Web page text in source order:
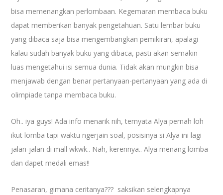
bisa memenangkan perlombaan. Kegemaran membaca buku
dapat memberikan banyak pengetahuan. Satu lembar buku
yang dibaca saja bisa mengembangkan pemikiran, apalagi
kalau sudah banyak buku yang dibaca, pasti akan semakin
luas mengetahui isi semua dunia. Tidak akan mungkin bisa
menjawab dengan benar pertanyaan-pertanyaan yang ada di
olimpiade tanpa membaca buku.
Oh.. iya guys! Ada info menarik nih, ternyata Alya pernah loh
ikut lomba tapi waktu ngerjain soal, posisinya si Alya ini lagi
jalan-jalan di mall wkwk.. Nah, kerennya.. Alya menang lomba
dan dapet medali emas!!
Penasaran, gimana ceritanya??? saksikan selengkapnya